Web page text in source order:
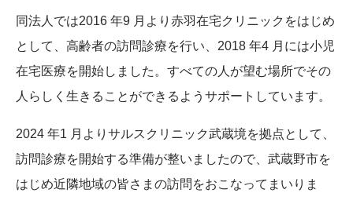
同法人では2016 年9 月より赤羽在宅クリニックをはじめ
として、高齢者の訪問診療を行い、2018 年4 月には小児
在宅医療を開始しました。すべての人が望む場所でその
人らしく生きることができるようサポートしています。
2024 年1 月よりサルスクリニック武蔵境を拠点として、
訪問診療を開始する準備が整いましたので、武蔵野市を
はじめ近隣地域の皆さまの訪問をおこなってまいりま